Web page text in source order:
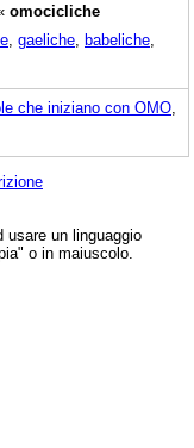
omocicliche
gaeliche babeliche
che iniziano con OMO
un linguaggio
o in maiuscolo.